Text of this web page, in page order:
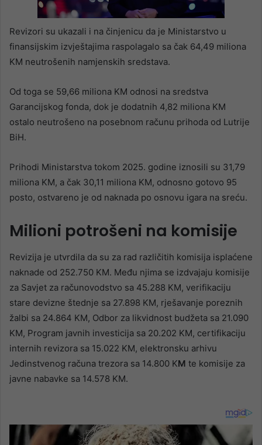
Revizori su ukazali i na činjenicu da je Ministarstvo u
finansijskim izvještajima raspolagalo sa čak 64,49 miliona
KM neutrošenih namjenskih sredstava.
Od toga se 59,66 miliona KM odnosi na sredstva
Garancijskog fonda, dok je dodatnih 4,82 miliona KM
ostalo neutrošeno na posebnom računu prihoda od Lutrije
BiH.
Prihodi Ministarstva tokom 2025. godine iznosili su 31,79
miliona KM, a čak 30,11 miliona KM, odnosno gotovo 95
posto, ostvareno je od naknada po osnovu igara na sreću.
Milioni potrošeni na komisije
Revizija je utvrdila da su za rad različitih komisija isplaćene
naknade od 252.750 KM. Među njima se izdvajaju komisije
za Savjet za računovodstvo sa 45.288 KM, verifikaciju
stare devizne štednje sa 27.898 KM, rješavanje poreznih
žalbi sa 24.864 KM, Odbor za likvidnost budžeta sa 21.090
KM, Program javnih investicija sa 20.202 KM, certifikaciju
internih revizora sa 15.022 KM, elektronsku arhivu
Jedinstvenog računa trezora sa 14.800 KM te komisije za
javne nabavke sa 14.578 KM.